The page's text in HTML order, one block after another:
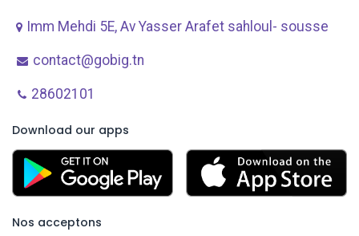
Imm Mehdi 5E, Av ​Yasser Arafet sahloul- sousse
contact@gobig.tn
28602101
Download our apps
Nos acceptons